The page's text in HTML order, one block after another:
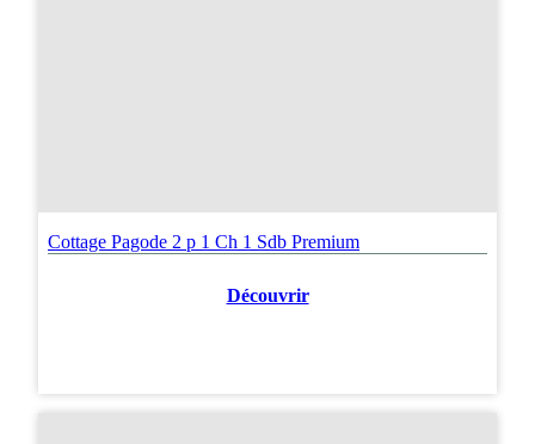
Cottage Pagode 2 p 1 Ch 1 Sdb Premium
Découvrir